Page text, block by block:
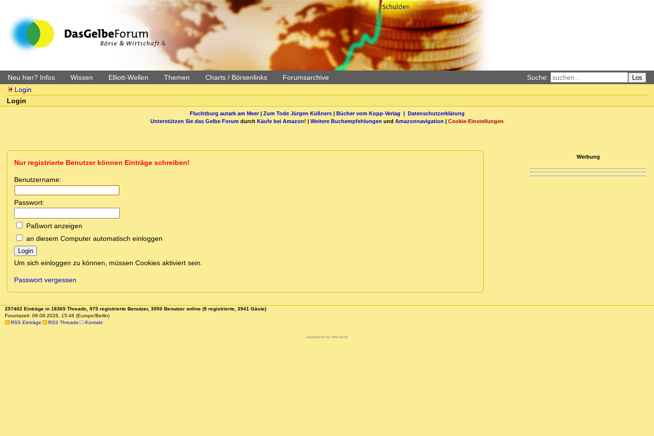
Neu hier? Infos Wissen Elliott-Wellen Themen Charts / Börsenlinks Forumsarchive Suche: Los
Login
Login
Fluchtburg autark am Meer| Zum Tode Jürgen Küßners| Bücher vom Kopp-Verlag | Datenschutzerklärung
Unterstützen Sie das Gelbe Forum durch Käufe bei Amazon! | Weitere Buchempfehlungen und Amazonnavigation | Cookie-Einstellungen
Nur registrierte Benutzer können Einträge schreiben!
Benutzername:
Passwort:
Paßwort anzeigen
an diesem Computer automatisch einloggen
Login
Um sich einloggen zu können, müssen Cookies aktiviert sein.
Passwort vergessen
Werbung
257402 Einträge in 18365 Threads, 975 registrierte Benutzer, 3950 Benutzer online (9 registrierte, 3941 Gäste)
Forumszeit: 09.08.2026, 15:46 (Europe/Berlin)
RSS Einträge
RSS Threads Kontakt
powered by my little forum